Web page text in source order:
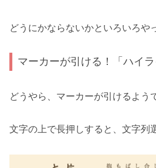
どうにかならないかといろいろや
マーカーが引ける！「ハイ
どうやら、マーカーが引けるよう
文字の上で長押しすると、文字列